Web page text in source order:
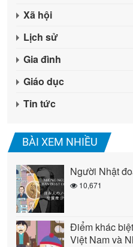
Xã hội
Lịch sử
Gia đình
Giáo dục
Tin tức
BÀI XEM NHIỀU
Người Nhật
10,671
Điểm khác
Việt Nam và